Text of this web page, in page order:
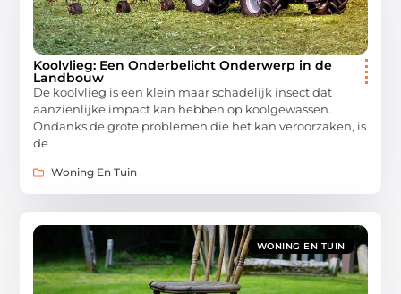
Koolvlieg: Een Onderbelicht Onderwerp in de
Landbouw
De koolvlieg is een klein maar schadelijk insect dat
aanzienlijke impact kan hebben op koolgewassen.
Ondanks de grote problemen die het kan veroorzaken, is
de
Woning En Tuin
WONING EN TUIN